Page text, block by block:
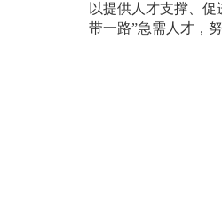
以提供人才支撑、
带一路”急需人才，